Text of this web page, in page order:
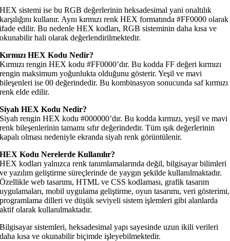
HEX sistemi ise bu RGB değerlerinin heksadesimal yani onaltılık
karşılığını kullanır. Aynı kırmızı renk HEX formatında #FF0000 olarak
ifade edilir. Bu nedenle HEX kodları, RGB sisteminin daha kısa ve
okunabilir hali olarak değerlendirilmektedir.
Kırmızı HEX Kodu Nedir?
Kırmızı rengin HEX kodu #FF0000’dır. Bu kodda FF değeri kırmızı
rengin maksimum yoğunlukta olduğunu gösterir. Yeşil ve mavi
bileşenleri ise 00 değerindedir. Bu kombinasyon sonucunda saf kırmızı
renk elde edilir.
Siyah HEX Kodu Nedir?
Siyah rengin HEX kodu #000000’dır. Bu kodda kırmızı, yeşil ve mavi
renk bileşenlerinin tamamı sıfır değerindedir. Tüm ışık değerlerinin
kapalı olması nedeniyle ekranda siyah renk görüntülenir.
HEX Kodu Nerelerde Kullanılır?
HEX kodları yalnızca renk tanımlamalarında değil, bilgisayar bilimleri
ve yazılım geliştirme süreçlerinde de yaygın şekilde kullanılmaktadır.
Özellikle web tasarımı, HTML ve CSS kodlaması, grafik tasarım
uygulamaları, mobil uygulama geliştirme, oyun tasarımı, veri gösterimi,
programlama dilleri ve düşük seviyeli sistem işlemleri gibi alanlarda
aktif olarak kullanılmaktadır.
Bilgisayar sistemleri, heksadesimal yapı sayesinde uzun ikili verileri
daha kısa ve okunabilir biçimde işleyebilmektedir.